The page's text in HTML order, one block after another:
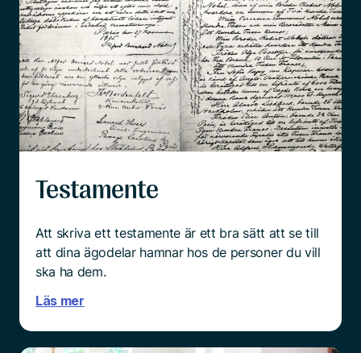
Testamente
Att skriva ett testamente är ett bra sätt att se till
att dina ägodelar hamnar hos de personer du vill
ska ha dem.
Läs mer